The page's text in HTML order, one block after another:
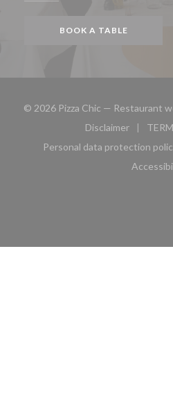
BOOK A TABLE
© 2026 Pizza Chic — Restaurant
Disclaimer
((opens in a
Personal data protection
((opens in a